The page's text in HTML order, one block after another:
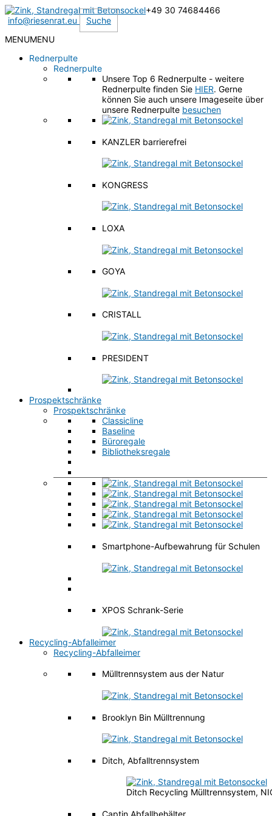
Zum
Inhalt
+49 30 74684466
info@riesenrat.eu
Suche
MENUMENU
Rednerpulte
Rednerpulte
Unsere Top 6 Rednerpulte - weitere
Rednerpulte finden Sie HIER. Gerne
können Sie auch unsere Imageseite über
unsere Rednerpulte besuchen
KANZLER barrierefrei
KONGRESS
LOXA
GOYA
CRISTALL
PRESIDENT
Prospektschränke
Prospektschränke
Classicline
Baseline
Büroregale
Bibliotheksregale
Smartphone-Aufbewahrung für Schulen
XPOS Schrank-Serie
Recycling-Abfalleimer
Recycling-Abfalleimer
Mülltrennsystem aus der Natur
Brooklyn Bin Mülltrennung
Ditch, Abfalltrennsystem
Ditch Recycling Mülltrennsystem,
Captin Abfallbehälter